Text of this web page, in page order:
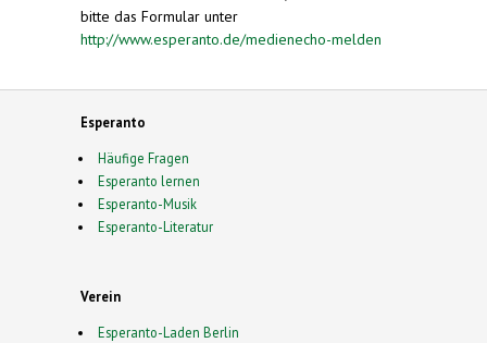
bitte das Formular unter
http://www.esperanto.de/medienecho-melden
Esperanto
Häufige Fragen
Esperanto lernen
Esperanto-Musik
Esperanto-Literatur
Verein
Esperanto-Laden Berlin